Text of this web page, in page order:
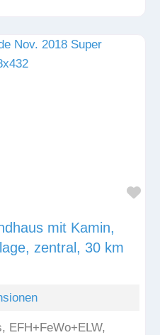
mit Kamin,
zentral, 30 km
EFH+FeWo+ELW,